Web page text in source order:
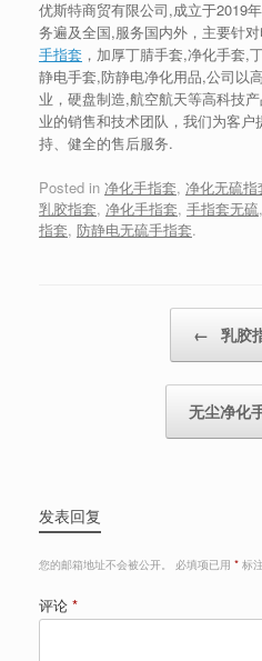
优斯特商贸有限公司,成立于2019
务遍及全国,服务国内外，主要针
手指套 ，加厚丁腈手套,净化手套,
静电手套,防静电净化用品,公司以
业，硬盘制造,航空航天等高科技
业的销售和技术团队，我们为客
持、健全的售后服务.
Posted in 净化手指套, 净化无硫指
乳胶指套, 净化手指套, 手指套无硫,
指套, 防静电无硫手指套.
← 乳胶
无尘净化
发表回复
您的邮箱地址不会被公开。 必填项已用 * 标注
评论 *